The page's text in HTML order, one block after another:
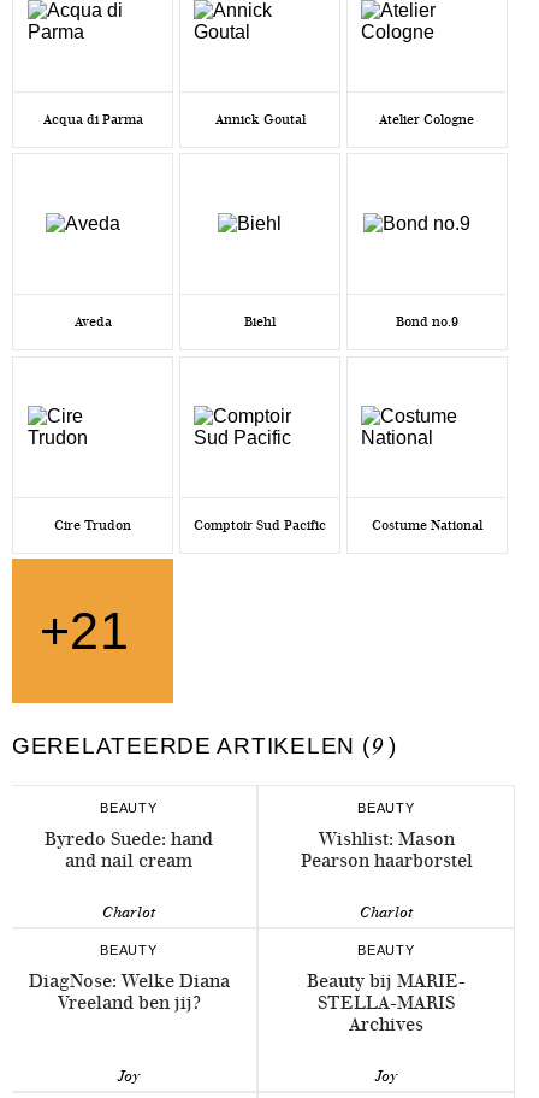
Acqua di Parma Annick Goutal Atelier Cologne
Aveda Biehl Bond no.9
Cire Trudon Comptoir Sud Pacific Costume National
+21
GERELATEERDE ARTIKELEN (9 )
BEAUTY
Byredo Suede: hand
and nail cream
Charlot
BEAUTY
Wishlist: Mason
Pearson haarborstel
Charlot
BEAUTY
DiagNose: Welke Diana
Vreeland ben jij?
Joy
BEAUTY
Beauty bij MARIE-
STELLA-MARIS
Archives
Joy